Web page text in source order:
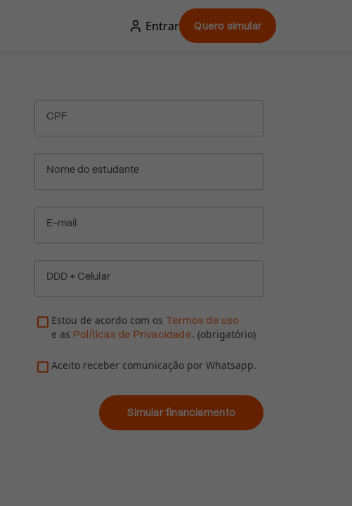
Entrar Quero simular
CPF
Nome do estudante
E-mail
DDD + Celular
Estou de acordo com os Termos de uso
e as Políticas de Privacidade. (obrigatório)
Aceito receber comunicação por Whatsapp.
Simular financiamento